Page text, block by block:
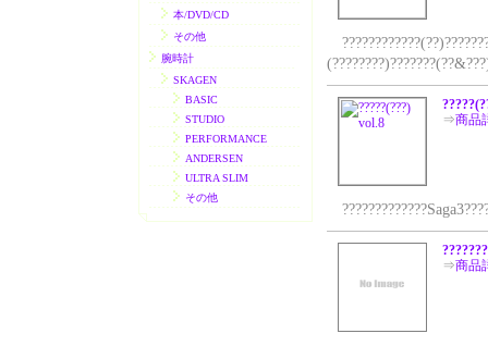
本/DVD/CD
その他
腕時計
SKAGEN
BASIC
STUDIO
PERFORMANCE
ANDERSEN
ULTRA SLIM
その他
⇒商品
⇒商品